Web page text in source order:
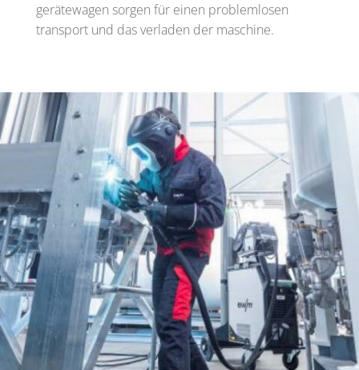
gerätewagen sorgen für einen problemlosen
transport und das verladen der maschine.